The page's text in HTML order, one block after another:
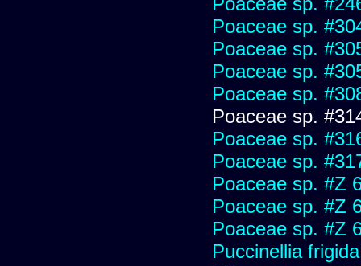
Poaceae sp.
Poaceae sp.
Poaceae sp.
Poaceae sp.
Poaceae sp.
Poaceae sp.
Poaceae sp.
Poaceae sp. #Z
Poaceae sp. #Z
Poaceae sp. #Z
Puccinellia frigida